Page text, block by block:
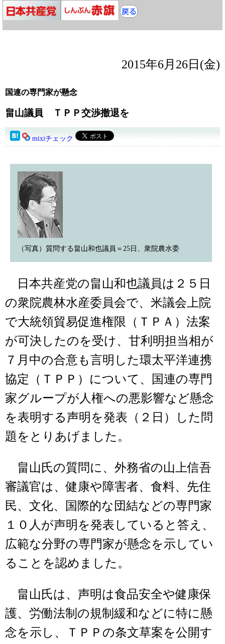
2015年6月26日(金)
国連の専門家が懸念
畠山議員 ＴＰＰ交渉撤退を
mixiチェック
（写真）質問する畠山和也議員＝25日、衆院農水委
日本共産党の畠山和也議員は２５日
の衆院農林水産委員会で、米議会上院
で大統領貿易促進権限（ＴＰＡ）法案
が可決したのを受け、甘利明担当相が
７月中の合意も言明した環太平洋連携
協定（ＴＰＰ）について、国連の専門
家グループが人権への悪影響など懸念
を表明する声明を発表（２日）した問
題をとりあげました。
畠山氏の質問に、外務省の山上信吾
審議官は、健康や障害者、食料、先住
民、文化、国際的な団結などの専門家
１０人が声明を発表していると答え、
広範な分野の専門家が懸念を示してい
ることを認めました。
畠山氏は、声明は食品安全や健康保
護、労働法制の規制緩和などに特に懸
念を示し、ＴＰＰの条文草案を公開す